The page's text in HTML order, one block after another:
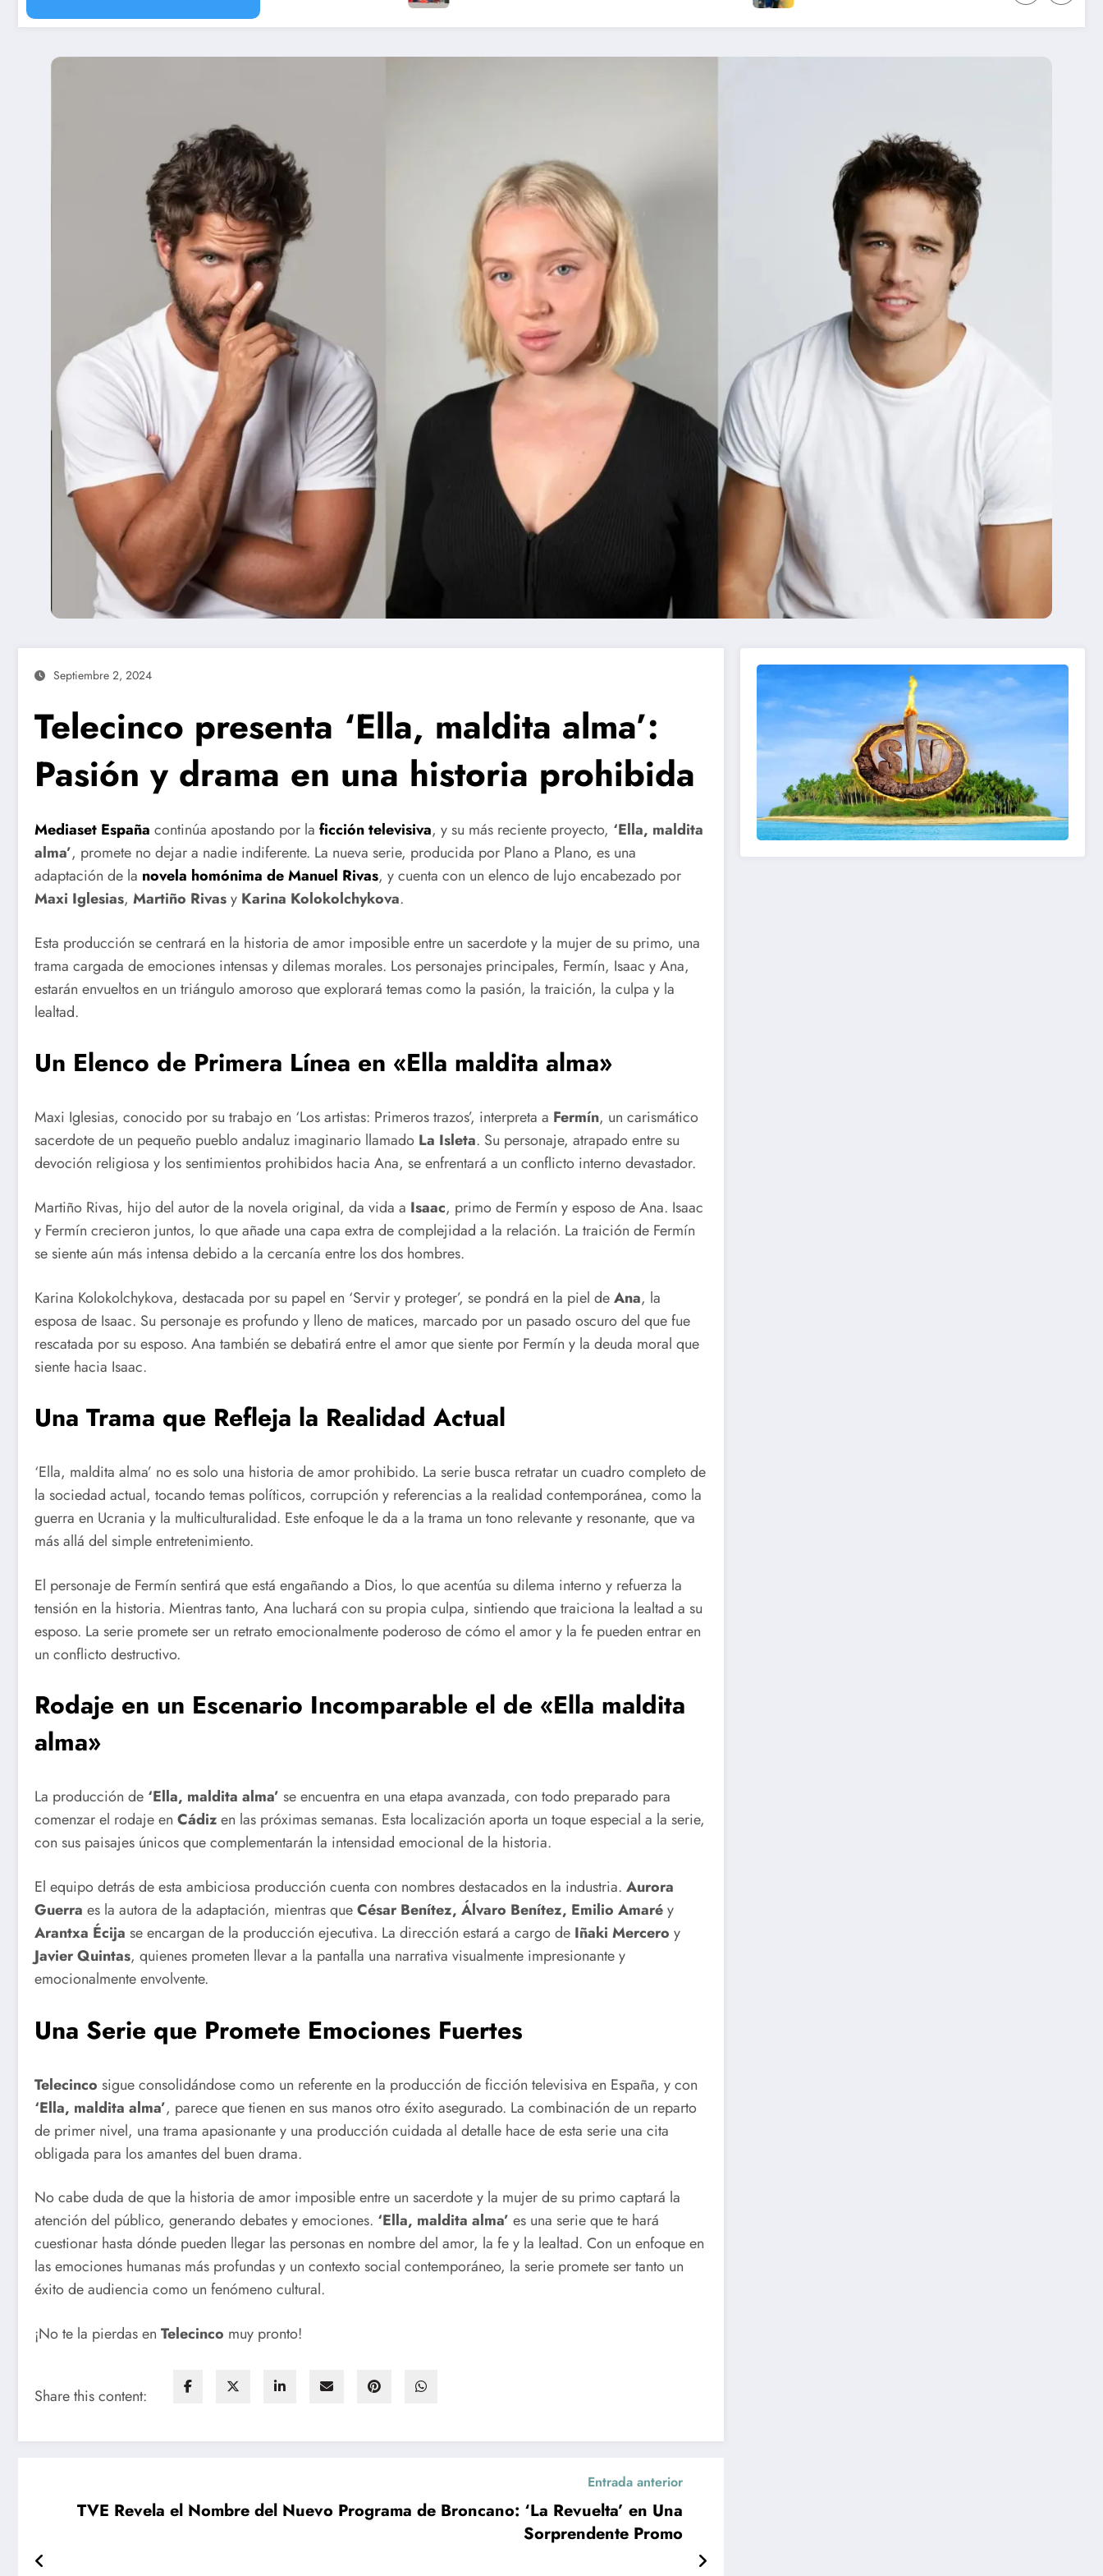
Septiembre 2, 2024
Telecinco presenta ‘Ella, maldita alma’:
Pasión y drama en una historia prohibida
Mediaset España continúa apostando por la ficción televisiva, y su más reciente proyecto, ‘Ella, maldita
alma’, promete no dejar a nadie indiferente. La nueva serie, producida por Plano a Plano, es una
adaptación de la novela homónima de Manuel Rivas, y cuenta con un elenco de lujo encabezado por
Maxi Iglesias, Martiño Rivasy Karina Kolokolchykova.
Esta producción se centrará en la historia de amor imposible entre un sacerdote y la mujer de su primo, una
trama cargada de emociones intensas y dilemas morales. Los personajes principales, Fermín, Isaac y Ana,
estarán envueltos en un triángulo amoroso que explorará temas como la pasión, la traición, la culpa y la
lealtad.
Un Elenco de Primera Línea en «Ella maldita alma»
Maxi Iglesias, conocido por su trabajo en ‘Los artistas: Primeros trazos’, interpreta a Fermín, un carismático
sacerdote de un pequeño pueblo andaluz imaginario llamado La Isleta. Su personaje, atrapado entre su
devoción religiosa y los sentimientos prohibidos hacia Ana, se enfrentará a un conflicto interno devastador.
Martiño Rivas, hijo del autor de la novela original, da vida a Isaac, primo de Fermín y esposo de Ana. Isaac
y Fermín crecieron juntos, lo que añade una capa extra de complejidad a la relación. La traición de Fermín
se siente aún más intensa debido a la cercanía entre los dos hombres.
Karina Kolokolchykova, destacada por su papel en ‘Servir y proteger’, se pondrá en la piel deAna, la
esposa de Isaac. Su personaje es profundo y lleno de matices, marcado por un pasado oscuro del que fue
rescatada por su esposo. Ana también se debatirá entre el amor que siente por Fermín y la deuda moral que
siente hacia Isaac.
Una Trama que Refleja la Realidad Actual
‘Ella, maldita alma’ no es solo una historia de amor prohibido. La serie busca retratar un cuadro completo de
la sociedad actual, tocando temas políticos, corrupción y referencias a la realidad contemporánea, como la
guerra en Ucrania y la multiculturalidad. Este enfoque le da a la trama un tono relevante y resonante, que va
más allá del simple entretenimiento.
El personaje de Fermín sentirá que está engañando a Dios, lo que acentúa su dilema interno y refuerza la
tensión en la historia. Mientras tanto, Ana luchará con su propia culpa, sintiendo que traiciona la lealtad a su
esposo. La serie promete ser un retrato emocionalmente poderoso de cómo el amor y la fe pueden entrar en
un conflicto destructivo.
Rodaje en un Escenario Incomparable el de «Ella maldita
alma»
La producción de ‘Ella, maldita alma’ se encuentra en una etapa avanzada, con todo preparado para
comenzar el rodaje en Cádizen las próximas semanas. Esta localización aporta un toque especial a la serie,
con sus paisajes únicos que complementarán la intensidad emocional de la historia.
El equipo detrás de esta ambiciosa producción cuenta con nombres destacados en la industria. Aurora
Guerra es la autora de la adaptación, mientras queCésar Benítez, Álvaro Benítez, Emilio Amaréy
Arantxa Écija se encargan de la producción ejecutiva. La dirección estará a cargo de Iñaki Mercero y
Javier Quintas, quienes prometen llevar a la pantalla una narrativa visualmente impresionante y
emocionalmente envolvente.
Una Serie que Promete Emociones Fuertes
Telecinco sigue consolidándose como un referente en la producción de ficción televisiva en España, y con
‘Ella, maldita alma’, parece que tienen en sus manos otro éxito asegurado. La combinación de un reparto
de primer nivel, una trama apasionante y una producción cuidada al detalle hace de esta serie una cita
obligada para los amantes del buen drama.
No cabe duda de que la historia de amor imposible entre un sacerdote y la mujer de su primo captará la
atención del público, generando debates y emociones. ‘Ella, maldita alma’ es una serie que te hará
cuestionar hasta dónde pueden llegar las personas en nombre del amor, la fe y la lealtad. Con un enfoque en
las emociones humanas más profundas y un contexto social contemporáneo, la serie promete ser tanto un
éxito de audiencia como un fenómeno cultural.
¡No te la pierdas en Telecinco muy pronto!
Share this content:
Entrada anterior
TVE Revela el Nombre del Nuevo Programa de Broncano: ‘La Revuelta’ en Una
Sorprendente Promo